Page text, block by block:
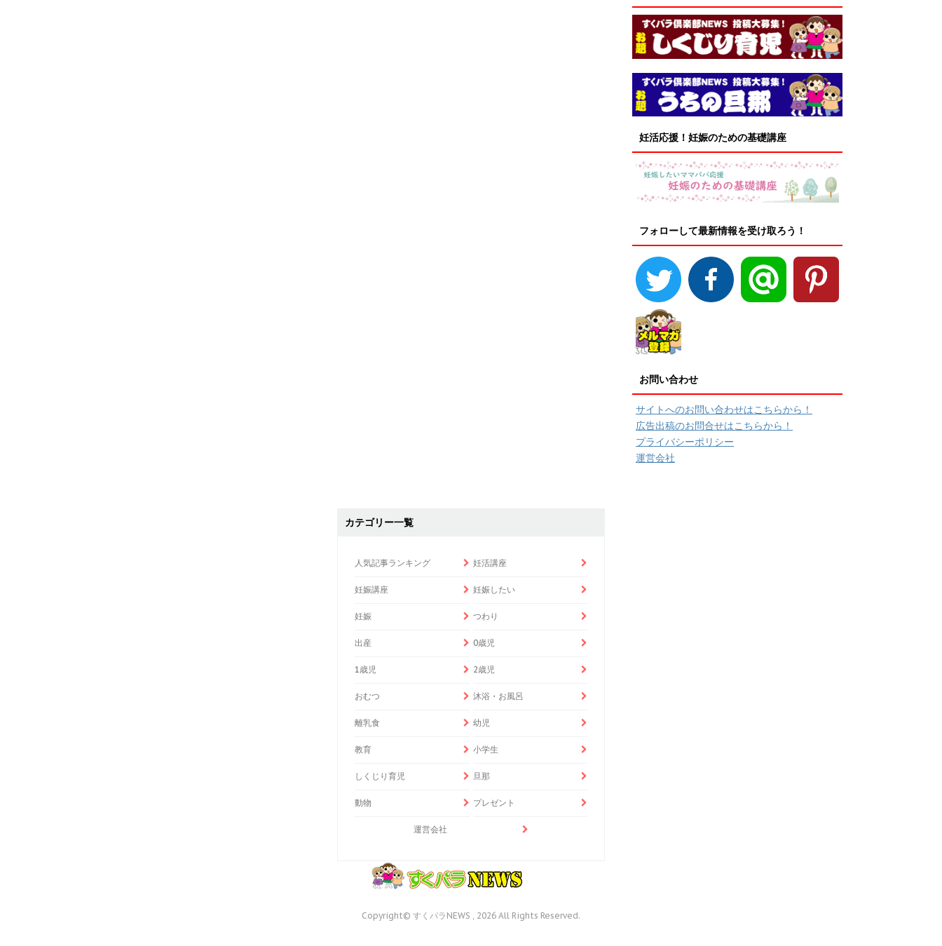
妊活応援！妊娠のための基礎講座
フォローして最新情報を受け取ろう！
お問い合わせ
サイトへのお問い合わせはこちらから！
広告出稿のお問合せはこちらから！
プライバシーポリシー
運営会社
カテゴリー一覧
人気記事ランキング 妊活講座
妊娠講座 妊娠したい
妊娠 つわり
出産 0歳児
1歳児 2歳児
おむつ 沐浴・お風呂
離乳食 幼児
教育 小学生
しくじり育児 旦那
動物 プレゼント
運営会社
Copyright© すくパラNEWS , 2026 All Rights Reserved.